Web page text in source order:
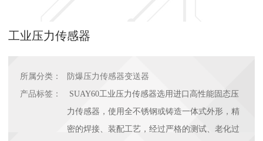
工业压力传感器
所属分类：
防爆压力传感器变送器
产品标签：
SUAY60工业压力传感器选用进口高性能固态压
力传感器，使用全不锈钢或铸造一体式外形，精
密的焊接、装配工艺，经过严格的测试、老化过